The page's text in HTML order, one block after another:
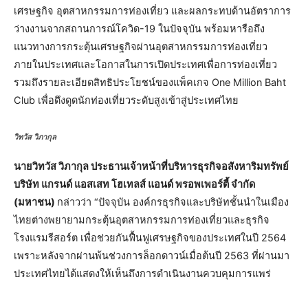
เศรษฐกิจ อุตสาหกรรมการท่องเที่ยว และผลกระทบด้านอัตราการ
ว่างงานจากสถานการณ์โควิด-19 ในปัจจุบัน พร้อมหารือถึง
แนวทางการกระตุ้นเศรษฐกิจผ่านอุตสาหกรรมการท่องเที่ยว
ภายในประเทศและโอกาสในการเปิดประเทศเพื่อการท่องเที่ยว
รวมถึงรายละเอียดสิทธิประโยชน์ของแพ็คเกจ One Million Baht
Club เพื่อดึงดูดนักท่องเที่ยวระดับสูงเข้าสู่ประเทศไทย
วิทวัส วิภากุล
นายวิทวัส วิภากุล ประธานเจ้าหน้าที่บริหารธุรกิจอสังหาริมทรัพย์
บริษัท แกรนด์ แอสเสท โฮเทลส์ แอนด์ พรอพเพอร์ตี้ จำกัด
(มหาชน) กล่าวว่า “ปัจจุบัน องค์กรธุรกิจและบริษัทชั้นนำในเมือง
ไทยต่างพยายามกระตุ้นอุตสาหกรรมการท่องเที่ยวและธุรกิจ
โรงแรมรีสอร์ต เพื่อช่วยกันฟื้นฟูเศรษฐกิจของประเทศในปี 2564
เพราะหลังจากผ่านพ้นช่วงการล็อกดาวน์เมื่อต้นปี 2563 ที่ผ่านมา
ประเทศไทยได้แสดงให้เห็นถึงการดำเนินงานควบคุมการแพร่